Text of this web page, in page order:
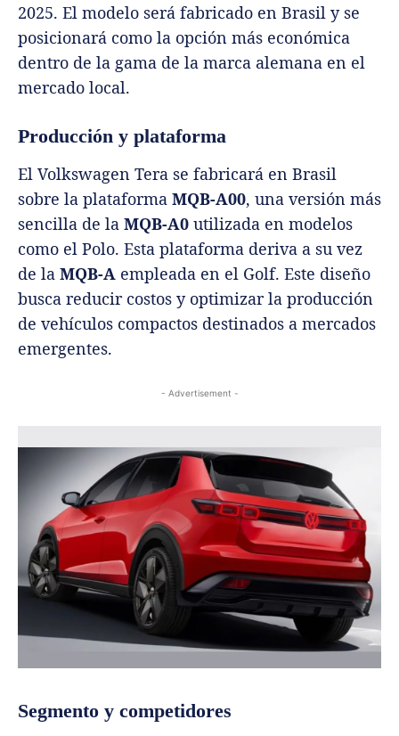
2025. El modelo será fabricado en Brasil y se
posicionará como la opción más económica
dentro de la gama de la marca alemana en el
mercado local.
Producción y plataforma
El Volkswagen Tera se fabricará en Brasil
sobre la plataforma MQB-A00, una versión más
sencilla de la MQB-A0 utilizada en modelos
como el Polo. Esta plataforma deriva a su vez
de la MQB-A empleada en el Golf. Este diseño
busca reducir costos y optimizar la producción
de vehículos compactos destinados a mercados
emergentes.
- Advertisement -
Segmento y competidores